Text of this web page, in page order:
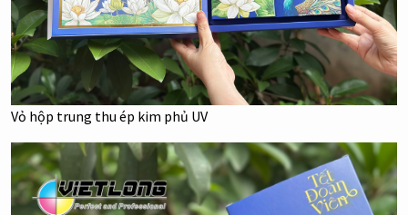
Vỏ hộp trung thu ép kim phủ UV